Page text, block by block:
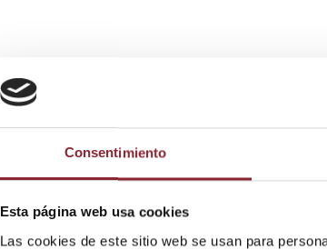
Consentimiento
Esta página web usa cookies
Las cookies de este sitio web se usan para